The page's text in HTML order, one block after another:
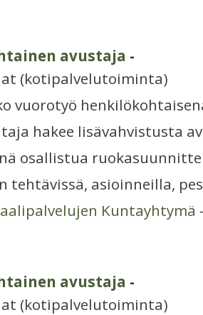
avustaja -
(kotipalvelutoiminta)
vuorotyö
hakee lisävahvistusta
osallistua
tehtävissä, asioinneilla,
Kuntayhtymä
avustaja -
(kotipalvelutoiminta)